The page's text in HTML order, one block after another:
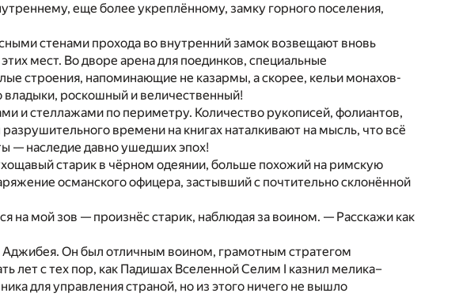
еще более укреплённому, замку горного поселения,
стенами прохода во внутренний замок возвещают вновь
мест. Во дворе арена для поединков, специальные
строения, напоминающие не казармы, а скорее, кельи монахов-
роскошный и величественный!
и стеллажами по периметру. Количество рукописей, фолиантов,
времени на книгах наталкивают на мысль, что всё
— наследие давно ушедших эпох!
старик в чёрном одеянии, больше похожий на римскую
османского офицера, застывший с почтительно склонённой
на мой зов — произнёс старик, наблюдая за воином. — Расскажи как
Он был отличным воином, грамотным стратегом
лет с тех пор, как Падишах Вселенной Селим I казнил мелика–
для управления страной, но из этого ничего не вышло